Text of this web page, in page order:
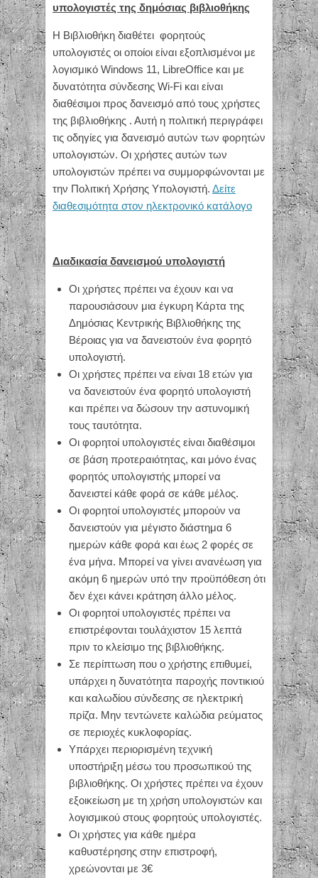
υπολογιστές της δημόσιας βιβλιοθήκης
Η Βιβλιοθήκη διαθέτει φορητούς
υπολογιστές οι οποίοι είναι εξοπλισμένοι με
λογισμικό Windows 11, LibreOffice και με
δυνατότητα σύνδεσης Wi-Fi και είναι
διαθέσιμοι προς δανεισμό από τους χρήστες
της βιβλιοθήκης . Αυτή η πολιτική περιγράφει
τις οδηγίες για δανεισμό αυτών των φορητών
υπολογιστών. Οι χρήστες αυτών των
υπολογιστών πρέπει να συμμορφώνονται με
την Πολιτική Χρήσης Υπολογιστή. Δείτε
διαθεσιμότητα στον ηλεκτρονικό κατάλογο
Διαδικασία δανεισμού υπολογιστή
Οι χρήστες πρέπει να έχουν και να
παρουσιάσουν μια έγκυρη Κάρτα της
Δημόσιας Κεντρικής Βιβλιοθήκης της
Βέροιας για να δανειστούν ένα φορητό
υπολογιστή.
Οι χρήστες πρέπει να είναι 18 ετών για
να δανειστούν ένα φορητό υπολογιστή
και πρέπει να δώσουν την αστυνομική
τους ταυτότητα.
Οι φορητοί υπολογιστές είναι διαθέσιμοι
σε βάση προτεραιότητας, και μόνο ένας
φορητός υπολογιστής μπορεί να
δανειστεί κάθε φορά σε κάθε μέλος.
Οι φορητοί υπολογιστές μπορούν να
δανειστούν για μέγιστο διάστημα 6
ημερών κάθε φορά και έως 2 φορές σε
ένα μήνα. Μπορεί να γίνει ανανέωση για
ακόμη 6 ημερών υπό την προϋπόθεση ότι
δεν έχει κάνει κράτηση άλλο μέλος.
Οι φορητοί υπολογιστές πρέπει να
επιστρέφονται τουλάχιστον 15 λεπτά
πριν το κλείσιμο της βιβλιοθήκης.
Σε περίπτωση που ο χρήστης επιθυμεί,
υπάρχει η δυνατότητα παροχής ποντικιού
και καλωδίου σύνδεσης σε ηλεκτρική
πρίζα. Μην τεντώνετε καλώδια ρεύματος
σε περιοχές κυκλοφορίας.
Υπάρχει περιορισμένη τεχνική
υποστήριξη μέσω του προσωπικού της
βιβλιοθήκης. Οι χρήστες πρέπει να έχουν
εξοικείωση με τη χρήση υπολογιστών και
λογισμικού στους φορητούς υπολογιστές.
Οι χρήστες για κάθε ημέρα
καθυστέρησης στην επιστροφή,
χρεώνονται με 3€